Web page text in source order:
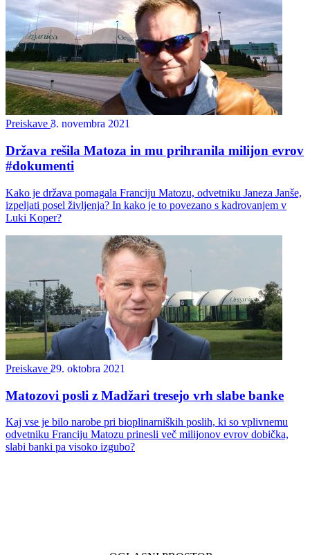
Preiskave 3. novembra 2021
Država rešila Matoza in mu prihranila milijon evrov
#dokumenti
Kako je država pomagala Franciju Matozu, odvetniku Janeza Janše,
izpeljati posel življenja? In kako je to povezano s kadrovanjem v
Luki Koper?
Preiskave 29. oktobra 2021
Matozovi posli z Madžari tresejo vrh slabe banke
Kaj vse je bilo narobe pri bioplinarniških poslih, ki so vplivnemu
odvetniku Franciju Matozu prinesli več milijonov evrov dobička,
slabi banki pa visoko izgubo?